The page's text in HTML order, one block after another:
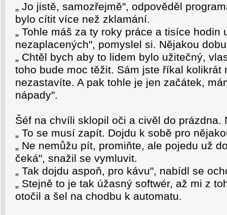
„ Jo jistě, samozřejmě", odpověděl
bylo cítit více než zklamání.
„ Tohle máš za ty roky práce a tisíce hodin
nezaplacených", pomyslel si. Nějakou
„ Chtěl bych aby to lidem bylo užitečný,
toho bude moc těžit. Sám jste říkal kolikrát
nezastavíte. A pak tohle je jen začátek,
nápady".
Šéf na chvíli sklopil oči a civěl do prázdna.
„ To se musí zapít. Dojdu k sobě pro
„ Ne nemůžu pít, promiňte, ale pojedu už
čeká", snažil se vymluvit.
„ Tak dojdu aspoň, pro kávu", nabídl se
„ Stejně to je tak úžasný softwér, až mi z
otočil a šel na chodbu k automatu.